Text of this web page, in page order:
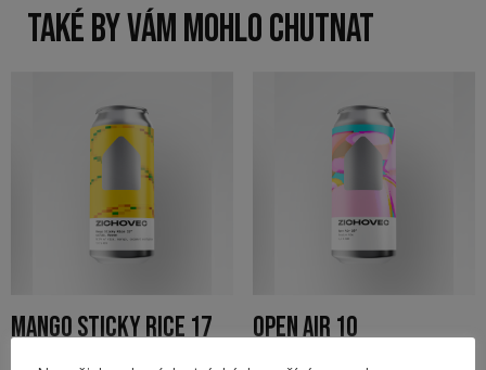
TAKÉ BY VÁM MOHLO CHUTNAT
MANGO STICKY RICE 17 OPEN AIR 10